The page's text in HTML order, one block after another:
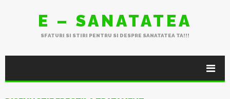
E – SANATATEA
SFATURI SI STIRI PENTRU SI DESPRE SANATATEA TA!!!